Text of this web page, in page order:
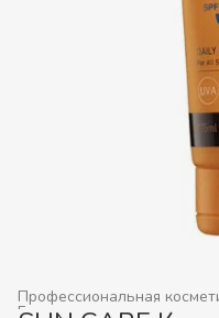
Профессиональная
Главная ›